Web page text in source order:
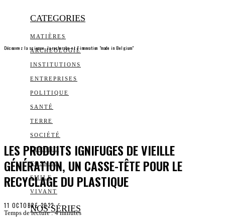
CATEGORIES
MATIÈRES
ARCHEOLOGIE
INSTITUTIONS
ENTREPRISES
POLITIQUE
SANTÉ
TERRE
SOCIÉTÉ
TECHNO
COSMOS
SMILE
VIVANT
NOS SÉRIES
Découvrez la science, la recherche et l’innovation "made in Belgium"
LES PRODUITS IGNIFUGES DE VIEILLE
GÉNÉRATION, UN CASSE-TÊTE POUR LE
RECYCLAGE DU PLASTIQUE
11 OCTOBRE 2022
Temps de lecture :4 minutes